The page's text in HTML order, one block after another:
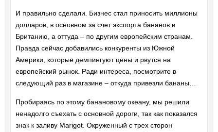
И правильно сделали. Бизнес стал приносить миллионы
долларов, в основном за счет экспорта бананов в
Британию, а оттуда – по другим европейским странам.
Правда сейчас добавились конкуренты из Южной
Америки, которые демпингуют цены и рвутся на
европейский рынок. Ради интереса, посмотрите в
следующий раз в магазине – откуда привезли бананы…
Пробираясь по этому банановому океану, мы решили
ненадолго съехать с основной дороги, так как показался
знак к заливу Marigot. Окруженный с трех сторон